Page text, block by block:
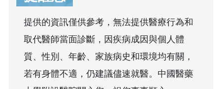
提供的資訊僅供參考，無法提供醫療行為和
取代醫師當面診斷，因疾病成因與個人體
質、性別、年齡、家族病史和環境均有關，
若有身體不適，仍建議儘速就醫。中國醫藥